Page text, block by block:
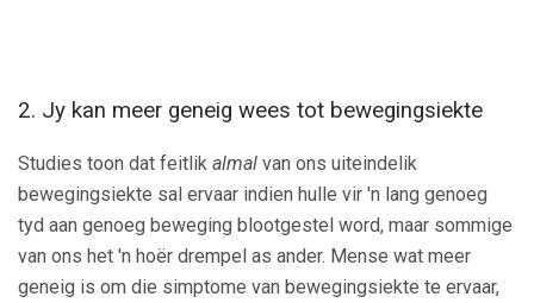
2. Jy kan meer geneig wees tot bewegingsiekte
Studies toon dat feitlik almal van ons uiteindelik
bewegingsiekte sal ervaar indien hulle vir 'n lang genoeg
tyd aan genoeg beweging blootgestel word, maar sommige
van ons het 'n hoër drempel as ander. Mense wat meer
geneig is om die simptome van bewegingsiekte te ervaar,